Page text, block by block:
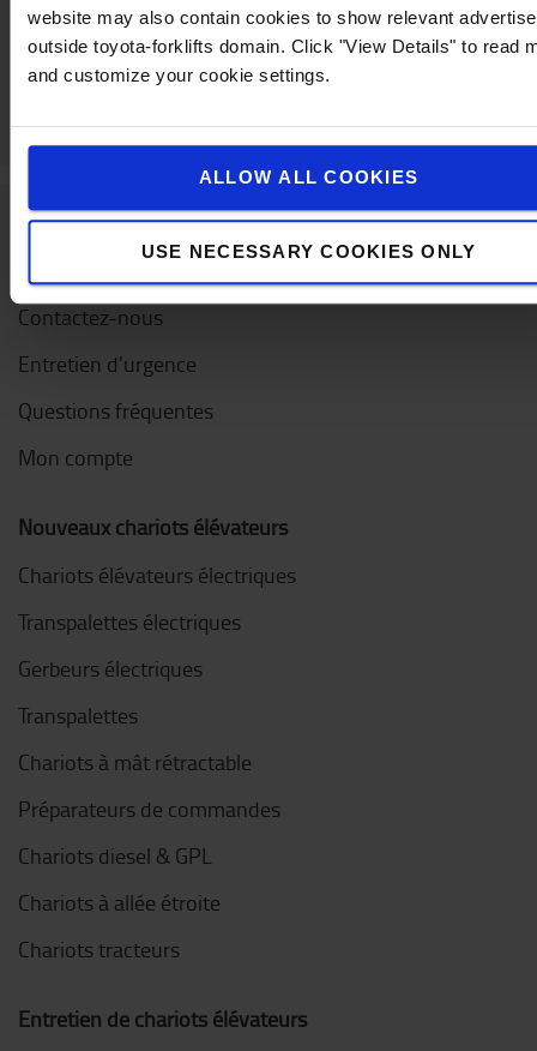
website may also contain cookies to show relevant
outside toyota-forklifts domain. Click "View Details" to read
and customize your cookie settings.
ALLOW ALL COOKIES
USE NECESSARY COOKIES ONLY
Contactez-nous
Entretien d'urgence
Questions fréquentes
Mon compte
Nouveaux chariots élévateurs
Chariots élévateurs électriques
Transpalettes électriques
Gerbeurs électriques
Transpalettes
Chariots à mât rétractable
Préparateurs de commandes
Chariots diesel & GPL
Chariots à allée étroite
Chariots tracteurs
Entretien de chariots élévateurs